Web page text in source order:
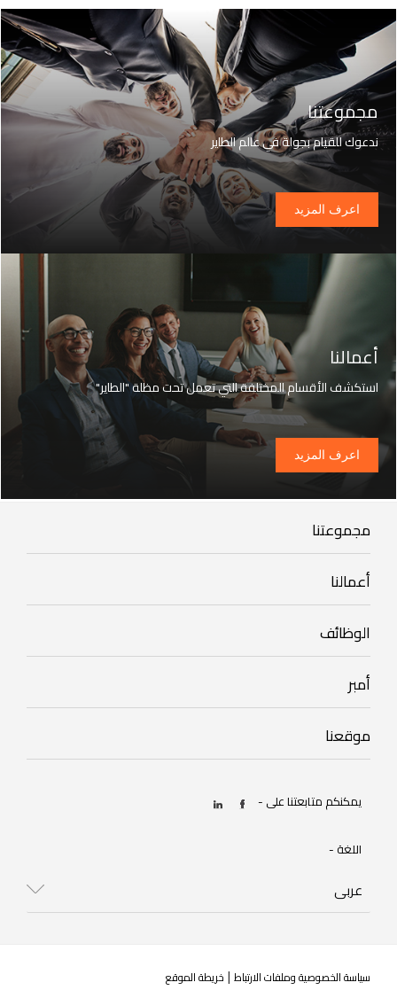
مجموعتنا
ندعوك للقيام بجولة في عالم الطاير
اعرف المزيد
أعمالنا
استكشف الأقسام المختلفة التي تعمل تحت مظلة "الطاير"
اعرف المزيد
Our
Group
مجموعتنا
Our
Businesses
أعمالنا
Footer
mobile
careers
الوظائف
Footer
mobile
amber
أمبر
Footer
mobile
location
موقعنا
يمكنكم متابعتنا على -
اللغة -
Select
your
سياسة الخصوصية وملفات الارتباط | خريطة الموقع